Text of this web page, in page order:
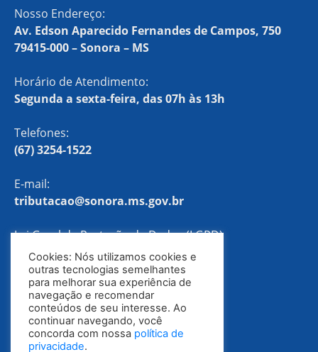
Nosso Endereço:
Av. Edson Aparecido Fernandes de Campos, 750
79415-000 – Sonora – MS
Horário de Atendimento:
Segunda a sexta-feira, das 07h às 13h
Telefones:
(67) 3254-1522
E-mail:
tributacao@sonora.ms.gov.br
Lei Geral de Proteção de Dados (LGPD)
Política de Privacidade
Cookies: Nós utilizamos cookies e
outras tecnologias semelhantes
para melhorar sua experiência de
navegação e recomendar
conteúdos de seu interesse. Ao
continuar navegando, você
concorda com nossa política de
privacidade.